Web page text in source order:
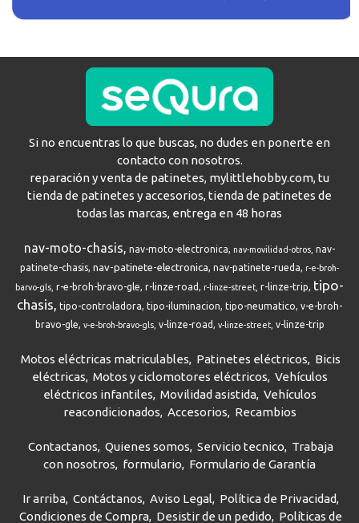
Si no encuentras lo que buscas, no dudes en ponerte en
contacto con nosotros.
reparación y venta de patinetes, mylittlehobby.com, tu
tienda de patinetes y accesorios, tienda de patinetes de
todas las marcas, entrega en 48 horas
nav-moto-chasis nav-moto-electronica nav-movilidad-otros nav-
patinete-chasis nav-patinete-electronica nav-patinete-rueda
r-e-broh-
barvo-gls r-e-broh-bravo-gle r-linze-road r-linze-street r-linze-trip
tipo-
chasis
tipo-controladora tipo-iluminacion tipo-neumatico v-e-broh-
bravo-gle v-e-broh-bravo-gls v-linze-road v-linze-street v-linze-trip
Motos eléctricas matriculables Patinetes eléctricos
Bicis
eléctricas Motos y ciclomotores eléctricos Vehículos
eléctricos infantiles Movilidad asistida Vehículos
reacondicionados Accesorios Recambios
Contactanos Quienes somos Servicio tecnico
Trabaja
con nosotros
formulario Formulario de Garantía
Ir arriba Contáctanos Aviso Legal
Política de Privacidad
Condiciones de Compra Desistir de un pedido Políticas de